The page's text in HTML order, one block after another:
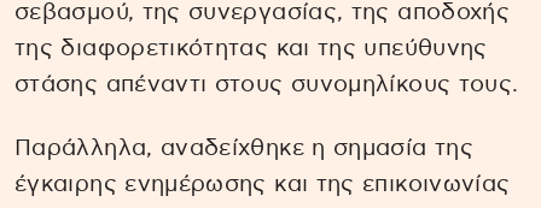
σεβασμού, της συνεργασίας, της αποδοχής
της διαφορετικότητας και της υπεύθυνης
στάσης απέναντι στους συνομηλίκους τους.
Παράλληλα, αναδείχθηκε η σημασία της
έγκαιρης ενημέρωσης και της επικοινωνίας